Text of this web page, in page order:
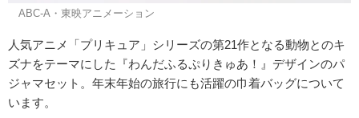
©ABC-A・東映アニメーション
人気アニメ「プリキュア」シリーズの第21作となる動物とのキ
ズナをテーマにした『わんだふるぷりきゅあ！』デザインのパ
ジャマセット。年末年始の旅行にも活躍の巾着バッグについて
います。